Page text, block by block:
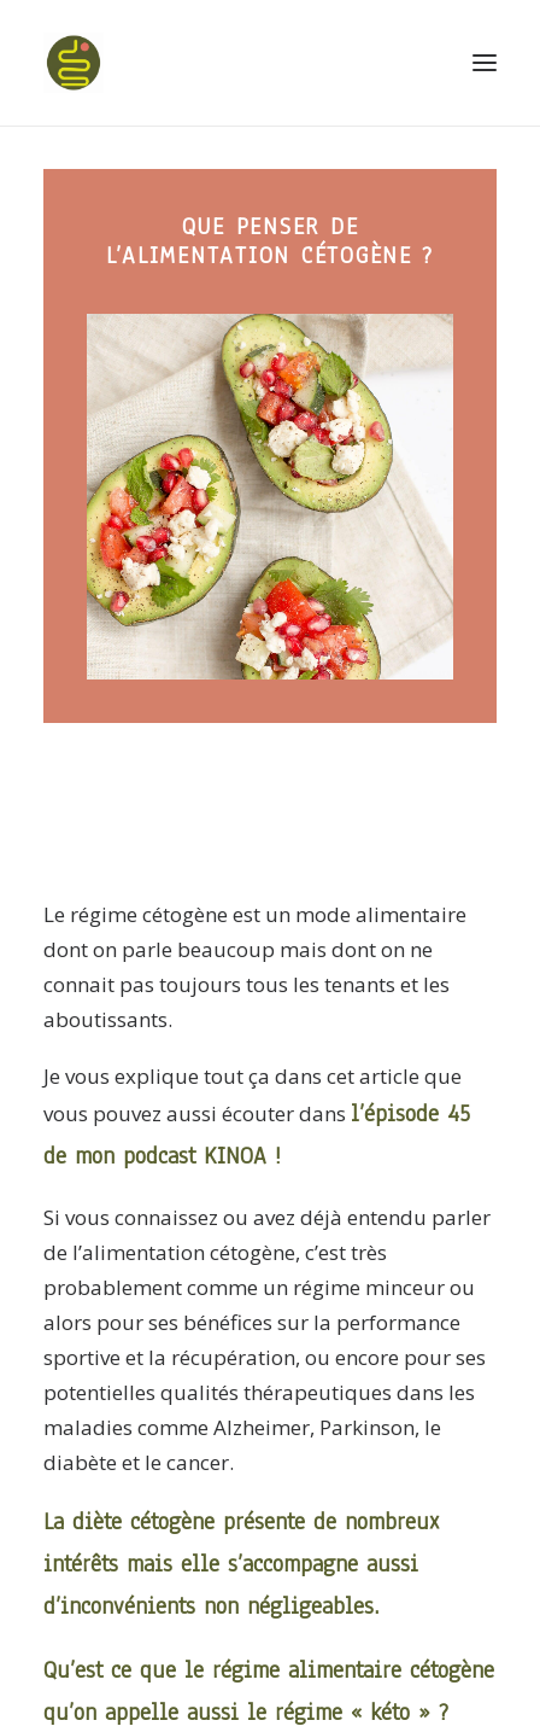
PROGRAMME HAPPY BELLY
CONFÉRENCES
podcast kinoa
ARTICLES
YOGA
faire le quiz
QUE PENSER DE
L’ALIMENTATION CÉTOGÈNE ?
Le régime cétogène est un mode alimentaire
dont on parle beaucoup mais dont on ne
connait pas toujours tous les tenants et les
aboutissants.
Je vous explique tout ça dans cet article que
vous pouvez aussi écouter dans l’épisode 45
de mon podcast KINOA !
Si vous connaissez ou avez déjà entendu parler
de l’alimentation cétogène, c’est très
probablement comme un régime minceur ou
alors pour ses bénéfices sur la performance
sportive et la récupération, ou encore pour ses
potentielles qualités thérapeutiques dans les
maladies comme Alzheimer, Parkinson, le
diabète et le cancer.
La diète cétogène présente de nombreux
intérêts mais elle s’accompagne aussi
d’inconvénients non négligeables.
Qu’est ce que le régime alimentaire cétogène
qu’on appelle aussi le régime « kéto » ?